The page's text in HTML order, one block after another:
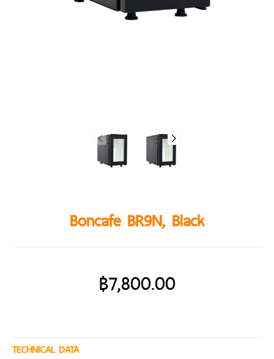
Boncafe BR9N, Black
฿7,800.00
TECHNICAL DATA